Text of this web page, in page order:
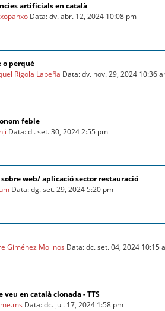
artificials en català
Data: dv. abr. 12, 2024 10:08 pm
o perquè
Rigola Lapeña Data: dv. nov. 29, 2024 10:36
feble
Data: dl. set. 30, 2024 2:55 pm
web/ aplicació sector restauració
Data: dg. set. 29, 2024 5:20 pm
Giménez Molinos Data: dc. set. 04, 2024 10:15
veu en català clonada - TTS
Data: dc. jul. 17, 2024 1:58 pm